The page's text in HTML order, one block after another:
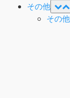
その他
その他